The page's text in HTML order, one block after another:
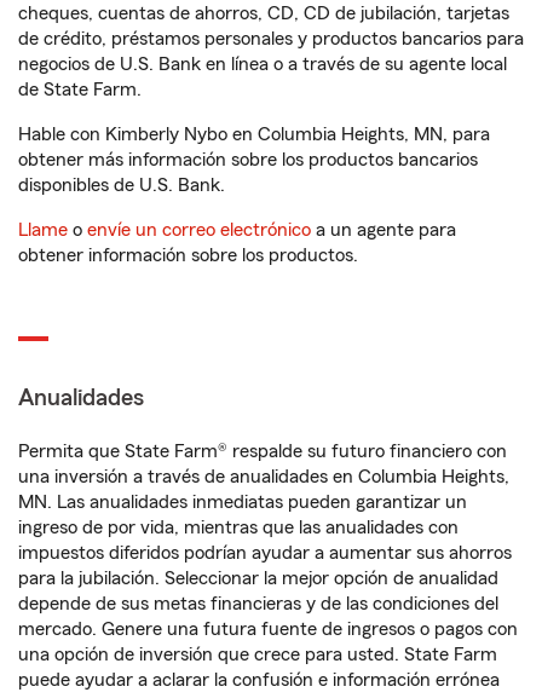
cheques, cuentas de ahorros, CD, CD de jubilación, tarjetas
de crédito, préstamos personales y productos bancarios para
negocios de U.S. Bank en línea o a través de su agente local
de State Farm.
Hable con Kimberly Nybo en Columbia Heights, MN, para
obtener más información sobre los productos bancarios
disponibles de U.S. Bank.
Llame o envíe un correo electrónico a un agente para
obtener información sobre los productos.
Anualidades
Permita que State Farm® respalde su futuro financiero con
una inversión a través de anualidades en Columbia Heights,
MN. Las anualidades inmediatas pueden garantizar un
ingreso de por vida, mientras que las anualidades con
impuestos diferidos podrían ayudar a aumentar sus ahorros
para la jubilación. Seleccionar la mejor opción de anualidad
depende de sus metas financieras y de las condiciones del
mercado. Genere una futura fuente de ingresos o pagos con
una opción de inversión que crece para usted. State Farm
puede ayudar a aclarar la confusión e información errónea